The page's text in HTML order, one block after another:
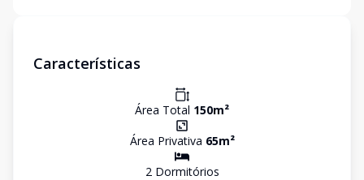
Características
Área Total 150m²
Área Privativa 65m²
2Dormitórios